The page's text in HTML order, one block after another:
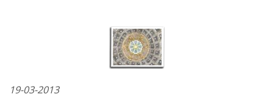
19-03-2013